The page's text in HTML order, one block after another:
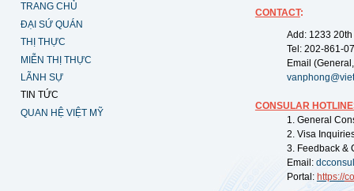
TRANG CHỦ
ĐẠI SỨ QUÁN
THỊ THỰC
MIỄN THỊ THỰC
LÃNH SỰ
TIN TỨC
QUAN HỆ VIỆT MỸ
CONTACT:
Add: 1233
Tel: 202-861-
Email
CONSULAR
1. General
2. Visa
3. Feedback &
Email:
Portal: https://